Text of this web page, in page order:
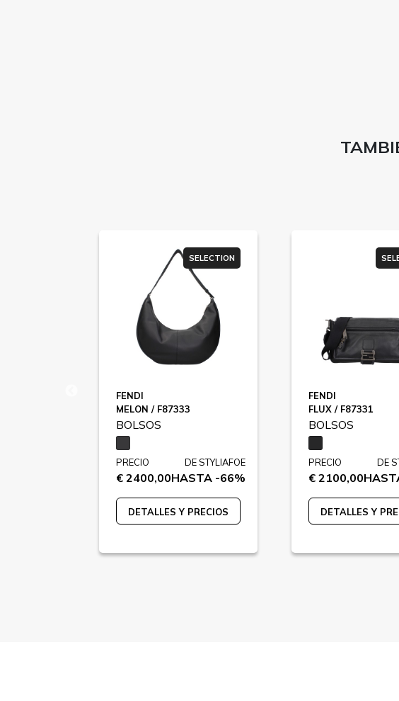
SELECTION
FENDI
MELON / F87333
BOLSOS
PRECIO
€ 2400,00
DE STYLIAFOE
HASTA -66%
DETALLES Y PRECIOS
FENDI
FLUX / F87331
BOLSOS
PRECIO
€ 2100,00
DE
DETALLES Y